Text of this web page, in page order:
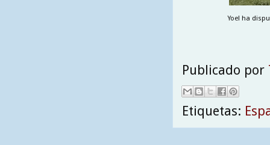
Yoel ha
Publicado por
Etiquetas: